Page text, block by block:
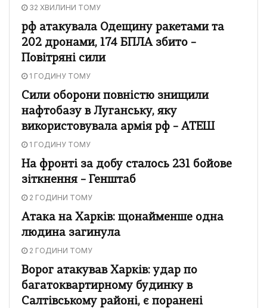
32 ХВИЛИНИ ТОМУ
рф атакувала Одещину ракетами та
202 дронами, 174 БПЛА збито –
Повітряні сили
1 ГОДИНУ ТОМУ
Сили оборони повністю знищили
нафтобазу в Луганську, яку
використовувала армія рф – АТЕШ
1 ГОДИНУ ТОМУ
На фронті за добу сталось 231 бойове
зіткнення – Генштаб
2 ГОДИНИ ТОМУ
Атака на Харків: щонайменше одна
людина загинула
2 ГОДИНИ ТОМУ
Ворог атакував Харків: удар по
багатоквартирному будинку в
Салтівському районі, є поранені